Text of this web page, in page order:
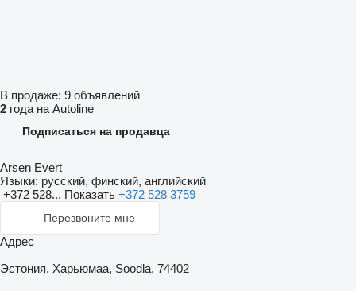
В продаже: 9 объявлений
2 года на Autoline
Подписаться на продавца
Arsen Evert
Языки: русский, финский, английский
+372 528... Показать +372 528 3759
Перезвоните мне
Адрес
Эстония, Харьюмаа, Soodla, 74402